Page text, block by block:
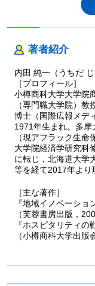
著者紹介
内田 純一（うちだ じ
［プロフィール］
小樽商科大学大学院
（専門職大学院）教
博士（国際広報メデ
1971年生まれ。多
（現アフラック生
大学院経済学研究科
に転じ，北海道大学
等を経て2017年より
［主な著作］
『地域イノベーショ
（芙蓉書房出版，
『ホスピタリティの
（小樽商科大学出版